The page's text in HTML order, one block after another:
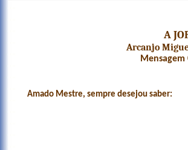
A
Arcanjo
Amado Mestre, sempre desejou saber: